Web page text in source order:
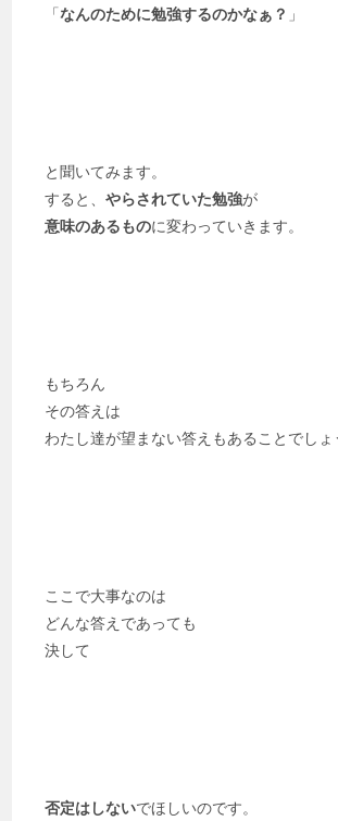
「なんのために勉強するのかなぁ？ 」
と聞いてみます。
すると、やらされていた勉強が
意味のあるものに変わっていきます。
もちろん
その答えは
わたし達が望まない答えもあることでしょ
ここで大事なのは
どんな答えであっても
決して
否定はしないでほしいのです。